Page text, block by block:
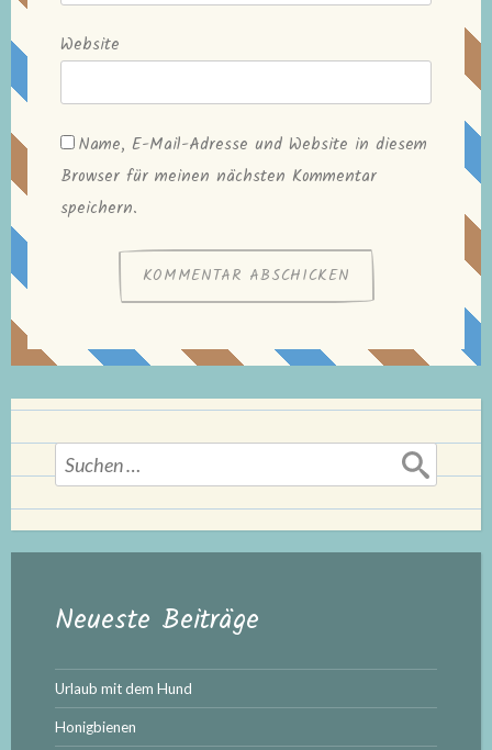
Website
Name, E-Mail-Adresse und Website in diesem
Browser für meinen nächsten Kommentar
speichern.
Suchen
nach:
Neueste Beiträge
Urlaub mit dem Hund
Honigbienen